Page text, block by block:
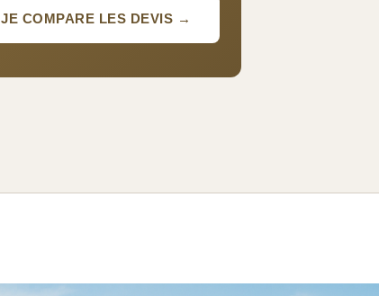
JE COMPARE LES DEVIS →